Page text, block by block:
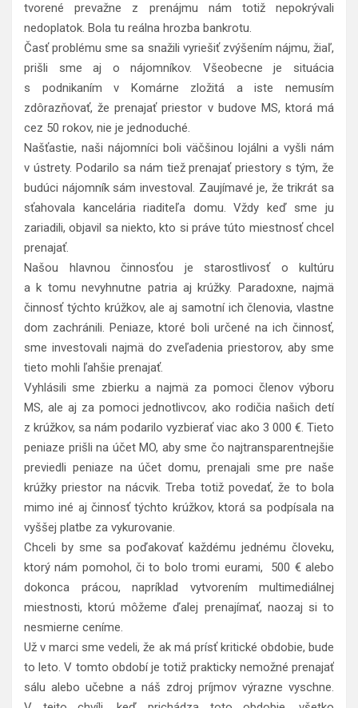
tvorené prevažne z prenájmu nám totiž nepokrývali
nedoplatok. Bola tu reálna hrozba bankrotu.
Časť problému sme sa snažili vyriešiť zvýšením nájmu, žiaľ,
prišli sme aj o nájomníkov. Všeobecne je situácia
s podnikaním v Komárne zložitá a iste nemusím
zdôrazňovať, že prenajať priestor v budove MS, ktorá má
cez 50 rokov, nie je jednoduché.
Našťastie, naši nájomníci boli väčšinou lojálni a vyšli nám
v ústrety. Podarilo sa nám tiež prenajať priestory s tým, že
budúci nájomník sám investoval. Zaujímavé je, že trikrát sa
sťahovala kancelária riaditeľa domu. Vždy keď sme ju
zariadili, objavil sa niekto, kto si práve túto miestnosť chcel
prenajať.
Našou hlavnou činnosťou je starostlivosť o kultúru
a k tomu nevyhnutne patria aj krúžky. Paradoxne, najmä
činnosť týchto krúžkov, ale aj samotní ich členovia, vlastne
dom zachránili. Peniaze, ktoré boli určené na ich činnosť,
sme investovali najmä do zveľadenia priestorov, aby sme
tieto mohli ľahšie prenajať.
Vyhlásili sme zbierku a najmä za pomoci členov výboru
MS, ale aj za pomoci jednotlivcov, ako rodičia našich detí
z krúžkov, sa nám podarilo vyzbierať viac ako 3 000 €. Tieto
peniaze prišli na účet MO, aby sme čo najtransparentnejšie
previedli peniaze na účet domu, prenajali sme pre naše
krúžky priestor na nácvik. Treba totiž povedať, že to bola
mimo iné aj činnosť týchto krúžkov, ktorá sa podpísala na
vyššej platbe za vykurovanie.
Chceli by sme sa poďakovať každému jednému človeku,
ktorý nám pomohol, či to bolo tromi eurami, 500 € alebo
dokonca prácou, napríklad vytvorením multimediálnej
miestnosti, ktorú môžeme ďalej prenajímať, naozaj si to
nesmierne ceníme.
Už v marci sme vedeli, že ak má prísť kritické obdobie, bude
to leto. V tomto období je totiž prakticky nemožné prenajať
sálu alebo učebne a náš zdroj príjmov výrazne vyschne.